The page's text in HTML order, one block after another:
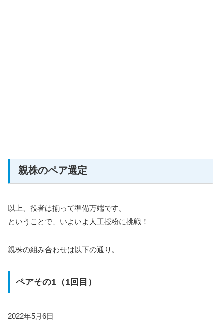
親株のペア選定
以上、役者は揃って準備万端です。
ということで、いよいよ人工授粉に挑戦！
親株の組み合わせは以下の通り。
ペアその1（1回目）
2022年5月6日